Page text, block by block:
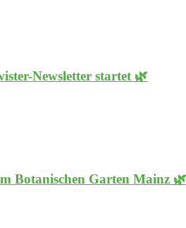
Newsletter startet 🌿
Botanischen Garten Mainz 🌿